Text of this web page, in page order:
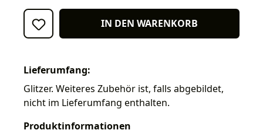
IN DEN WARENKORB
Lieferumfang:
Glitzer. Weiteres Zubehör ist, falls abgebildet,
nicht im Lieferumfang enthalten.
Produktinformationen